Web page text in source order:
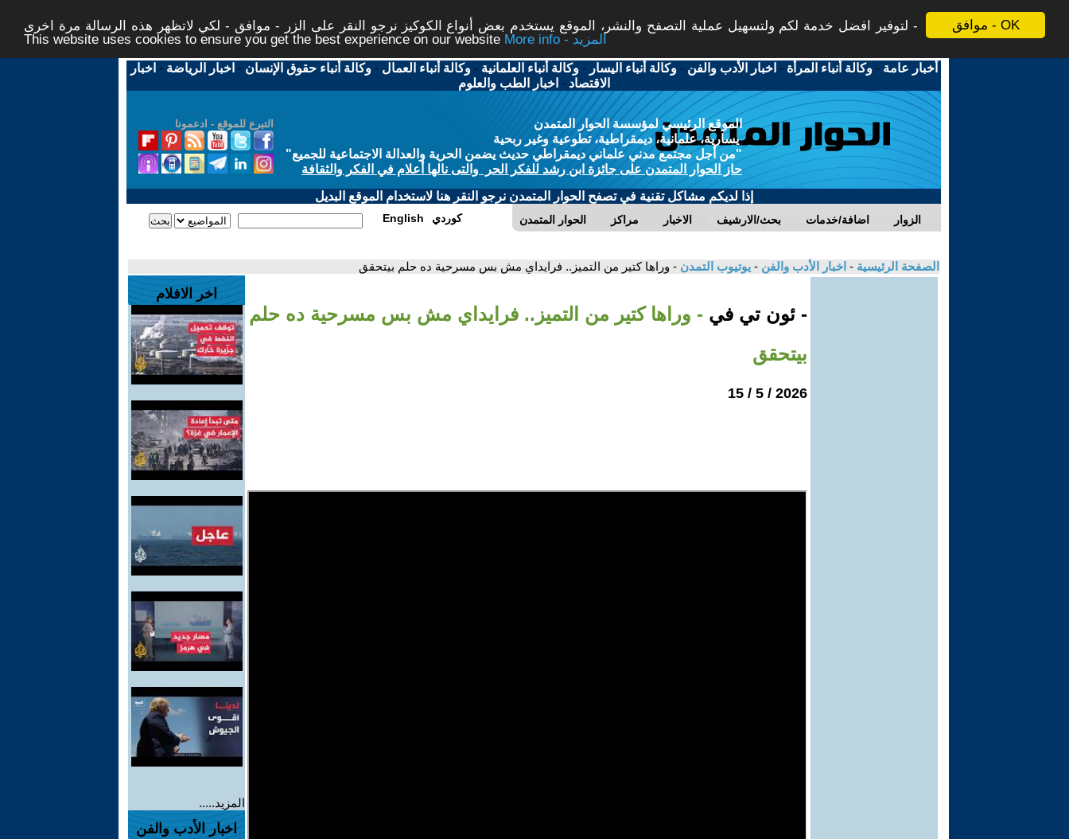
موافق - OK
لتوفير افضل خدمة لكم ولتسهيل عملية التصفح والنشر، الموقع يستخدم بعض أنواع الكوكيز نرجو النقر على الزر - موافق - لكي لاتظهر هذه الرسالة مرة اخرى -
This website uses cookies to ensure you get the best experience on our website
More info - المزيد
أخبار عامة -وكالة أنباء المرأة - اخبار الأدب والفن -وكالة أنباء اليسار -وكالة أنباء العلمانية -وكالة أنباء العمال -وكالة أنباء حقوق الإنسان - اخبار الرياضة - اخبار
الاقتصاد - اخبار الطب والعلوم
التبرع للموقع - ادعمونا
الموقع الرئيسي لمؤسسة الحوار المتمدن
يسارية، علمانية، ديمقراطية، تطوعية وغير ربحية
"من أجل مجتمع مدني علماني ديمقراطي حديث يضمن الحرية والعدالة الاجتماعية للجميع"
حاز الحوار المتمدن على جائزة ابن رشد للفكر الحر والتى نالها أعلام في الفكر والثقافة
إذا لديكم مشاكل تقنية في تصفح الحوار المتمدن نرجو النقر هنا لاستخدام الموقع البديل
الحوار المتمدن مراكز الاخبار بحث/الارشيف اضافة/خدمات الزوار English كوردي
الصفحة الرئيسية - اخبار الأدب والفن - يوتيوب التمدن - وراها كتير من التميز.. فرايداي مش بس مسرحية ده حلم بيتحقق
- ئون تي في - وراها كتير من التميز.. فرايداي مش بس مسرحية ده حلم
بيتحقق
2026 / 5 / 15
اخر الافلام
المزيد.....
اخبار الأدب والفن